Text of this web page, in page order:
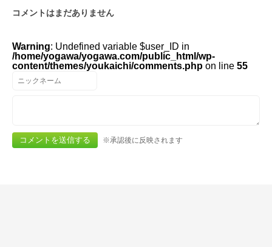
コメントはまだありません
Warning: Undefined variable $user_ID in
/home/yogawa/yogawa.com/public_html/wp-
content/themes/youkaichi/comments.php on line 55
※承認後に反映されます